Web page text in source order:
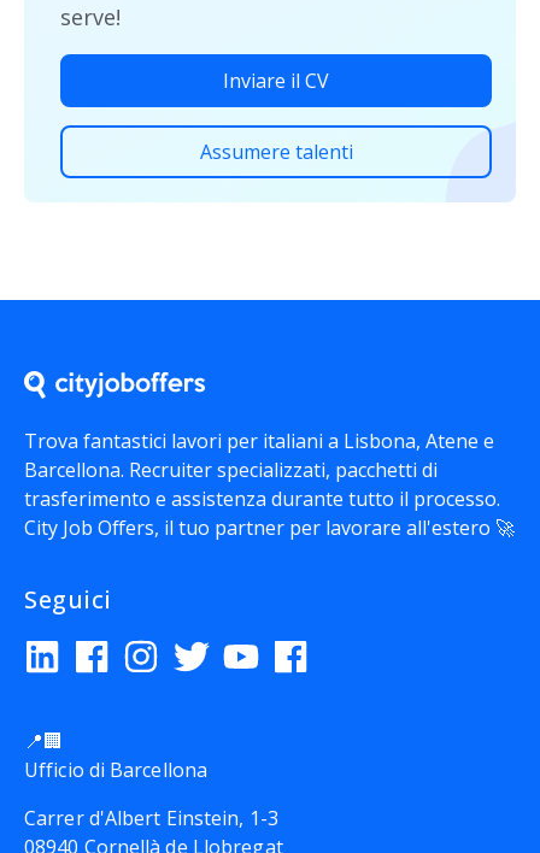
serve!
Inviare il CV
Assumere talenti
Trova fantastici lavori per italiani a Lisbona, Atene e
Barcellona. Recruiter specializzati, pacchetti di
trasferimento e assistenza durante tutto il processo.
City Job Offers, il tuo partner per lavorare all'estero 🚀
Seguici
📍🏢
Ufficio di Barcellona
Carrer d'Albert Einstein, 1-3
08940 Cornellà de Llobregat